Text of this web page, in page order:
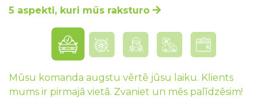
5 aspekti, kuri mūs raksturo
Mūsu komanda augstu vērtē jūsu laiku. Klients
mums ir pirmajā vietā. Zvaniet un mēs palīdzēsim!